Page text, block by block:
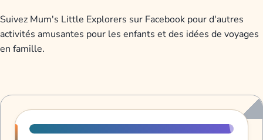
Suivez Mum's Little Explorers sur Facebook pour d'autres
activités amusantes pour les enfants et des idées de voyages
en famille.
Progression de lecture